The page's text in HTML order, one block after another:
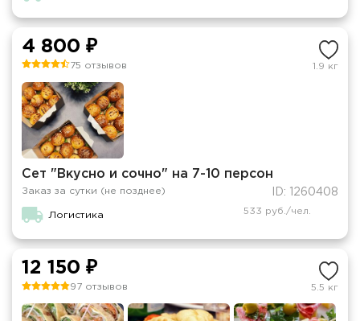
4 800 ₽
75 отзывов 1.9 кг
Сет "Вкусно и сочно" на 7-10 персон
Заказ за сутки (не позднее) ID: 1260408
Логистика 533 руб./чел.
12 150 ₽
97 отзывов 5.5 кг